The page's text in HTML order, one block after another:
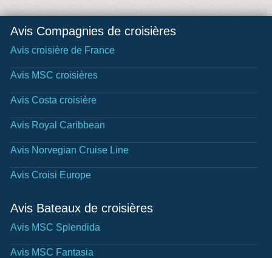
Avis Compagnies de croisières
Avis croisière de France
Avis MSC croisières
Avis Costa croisière
Avis Royal Caribbean
Avis Norvegian Cruise Line
Avis Croisi Europe
Avis Bateaux de croisières
Avis MSC Splendida
Avis MSC Fantasia